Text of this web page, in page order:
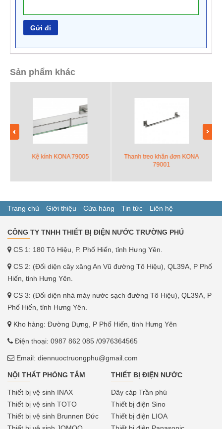
Sản phẩm khác
Kệ kính KONA 79005
Thanh treo khăn đơn KONA
79001
Trang chủ Giới thiệu Cửa hàng Tin tức Liên hệ
CÔNG TY TNHH THIẾT BỊ ĐIỆN NƯỚC TRƯỜNG PHÚ
CS 1: 180 Tô Hiệu, P. Phố Hiến, tỉnh Hưng Yên.
CS 2: (Đối diện cây xăng An Vũ đường Tô Hiệu), QL39A, P Phố
Hiến, tỉnh Hưng Yên.
CS 3: (Đối diện nhà máy nước sạch đường Tô Hiệu), QL39A, P
Phố Hiến, tỉnh Hưng Yên.
Kho hàng: Đường Dựng, P Phố Hiến, tỉnh Hưng Yên
Điện thoại: 0987 862 085 /0976364565
Email: diennuoctruongphu@gmail.com
NỘI THẤT PHÒNG TẮM
Thiết bị vệ sinh INAX
Thiết bị vệ sinh TOTO
Thiết bị vệ sinh Brunnen Đức
THIẾT BỊ ĐIỆN NƯỚC
Dây cáp Trần phú
Thiết bị điện Sino
Thiết bị điện LIOA